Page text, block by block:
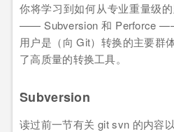
你将学习到如何从专业重量级
—— Subversion 和 Perforce
用户是（向 Git）转换的主要群
了高质量的转换工具。
Subversion
读过前一节有关 git svn 的内容